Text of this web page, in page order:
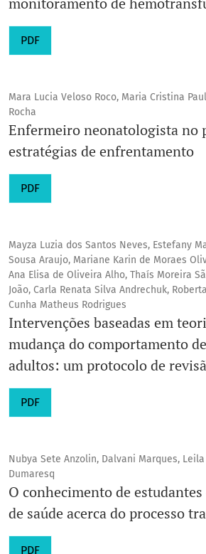
PDF
Mara Lucia Veloso Roco, Maria Cristina
Rocha
Enfermeiro neonatologista no
estratégias de enfrentamento
PDF
Mayza Luzia dos Santos Neves, Estefany
Sousa Araujo, Mariane Karin de Moraes
Ana Elisa de Oliveira Alho, Thaís Moreira
João, Carla Renata Silva Andrechuk, Roberta
Cunha Matheus Rodrigues
Intervenções baseadas em
mudança do comportamento
adultos: um protocolo de
PDF
Nubya Sete Anzolin, Dalvani Marques, Leila
Dumaresq
O conhecimento de
de saúde acerca do processo
PDF